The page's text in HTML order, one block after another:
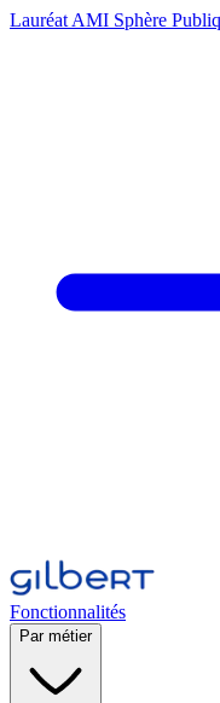
Lauréat AMI Sphère
Fonctionnalités
Par métier